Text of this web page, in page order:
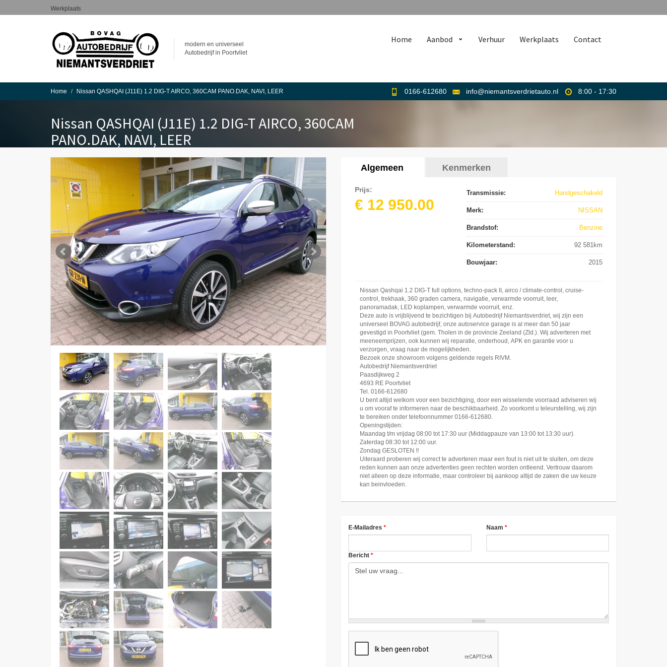
Werkplaats
modern en universeel
Autobedrijf in Poortvliet
Home Aanbod Verhuur Werkplaats Contact
Home Nissan QASHQAI (J11E) 1.2 DIG-T AIRCO, 360CAM PANO.DAK, NAVI, LEER 0166-612680 info@niemantsverdrietauto.nl 8:00 - 17:30
Nissan QASHQAI (J11E) 1.2 DIG-T AIRCO, 360CAM
PANO.DAK, NAVI, LEER
Horizontal
Algemeen Kenmerken
Prijs:
€ 12 950.00
Transmissie: Handgeschakeld
Merk: NISSAN
Brandstof: Benzine
Kilometerstand: 92 581km
Bouwjaar: 2015
Nissan Qashqai 1.2 DIG-T full options, techno-pack II, airco / climate-control, cruise-
control, trekhaak, 360 graden camera, navigatie, verwarmde voorruit, leer,
panoramadak, LED koplampen, verwarmde voorruit, enz.
Deze auto is vrijblijvend te bezichtigen bij Autobedrijf Niemantsverdriet, wij zijn een
universeel BOVAG autobedrijf, onze autoservice garage is al meer dan 50 jaar
gevestigd in Poortvliet (gem. Tholen in de provincie Zeeland (Zld.). Wij adverteren met
meeneemprijzen, ook kunnen wij reparatie, onderhoud, APK en garantie voor u
verzorgen, vraag naar de mogelijkheden.
Bezoek onze showroom volgens geldende regels RIVM.
Autobedrijf Niemantsverdriet
Paasdijkweg 2
4693 RE Poortvliet
Tel. 0166-612680
U bent altijd welkom voor een bezichtiging, door een wisselende voorraad adviseren wij
u om vooraf te informeren naar de beschikbaarheid. Zo voorkomt u teleurstelling, wij zijn
te bereiken onder telefoonnummer 0166-612680.
Openingstijden:
Maandag t/m vrijdag 08:00 tot 17:30 uur (Middagpauze van 13:00 tot 13:30 uur).
Zaterdag 08:30 tot 12:00 uur.
Zondag GESLOTEN !!
Uiteraard proberen wij correct te adverteren maar een fout is niet uit te sluiten, om deze
reden kunnen aan onze advertenties geen rechten worden ontleend. Vertrouw daarom
niet alleen op deze informatie, maar controleer bij aankoop altijd de zaken die uw keuze
kan beinvloeden.
E-Mailadres * Naam *
Bericht *